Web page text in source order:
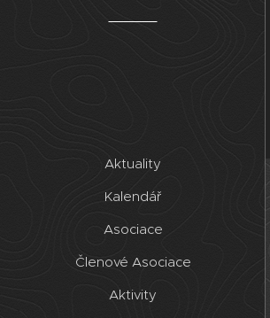
Aktuality
Kalendář
Asociace
Členové Asociace
Aktivity